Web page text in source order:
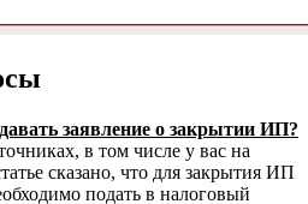
заявление о закрытии ИП?
в том числе у вас на
сказано, что для закрытия ИП
подать в налоговый